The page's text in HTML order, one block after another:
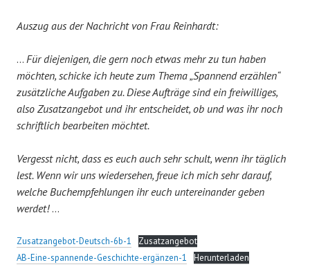
Auszug aus der Nachricht von Frau Reinhardt:
… Für diejenigen, die gern noch etwas mehr zu tun haben
möchten, schicke ich heute zum Thema „Spannend erzählen“
zusätzliche Aufgaben zu. Diese Aufträge sind ein freiwilliges,
also Zusatzangebot und ihr entscheidet, ob und was ihr noch
schriftlich bearbeiten möchtet.
Vergesst nicht, dass es euch auch sehr schult, wenn ihr täglich
lest. Wenn wir uns wiedersehen, freue ich mich sehr darauf,
welche Buchempfehlungen ihr euch untereinander geben
werdet!…
Zusatzangebot-Deutsch-6b-1
Zusatzangebot
AB-Eine-spannende-Geschichte-ergänzen-1
Herunterladen